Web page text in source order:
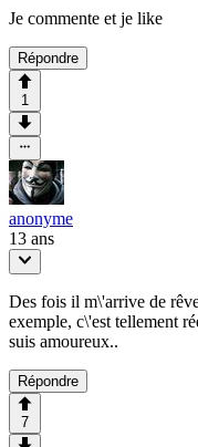
Je commente et je like
Répondre
1
anonyme
13 ans
Des fois il m\'arrive de
exemple, c\'est tellement
suis amoureux..
Répondre
7